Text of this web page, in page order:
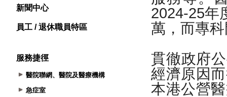
新聞中心
員工 / 退休職員特區
服務捷徑
醫院聯網、醫院及醫療機構
急症室